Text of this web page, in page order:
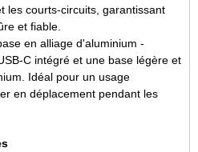
les courts-circuits, garantissant
et fiable.
en alliage d'aluminium -
C intégré et une base légère et
Idéal pour un usage
en déplacement pendant les